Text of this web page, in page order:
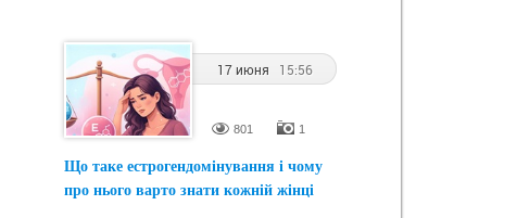
17 июня 15:56
801 1
Що таке естрогендомінування і чому
про нього варто знати кожній жінці